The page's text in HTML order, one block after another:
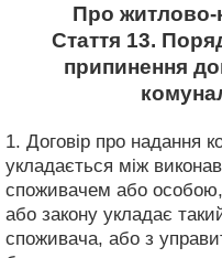
Про житлово-
Стаття 13.
припинення
1. Договір про надання
укладається між
споживачем або особою,
або закону укладає
споживача, або з